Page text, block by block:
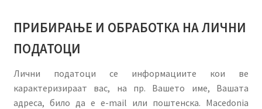
ПРИБИРАЊЕ И ОБРАБОТКА НА ЛИЧНИ
ПОДАТОЦИ
Лични податоци се информациите кои ве
карактеризираат вас, на пр. Вашето име, Вашата
адреса, било да е e-mail или поштенска. Macedonia